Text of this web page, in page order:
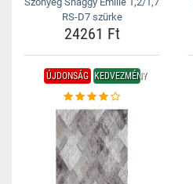
RS-D7 szürke
24261 Ft
ÚJDONSÁG KEDVEZMÉNY